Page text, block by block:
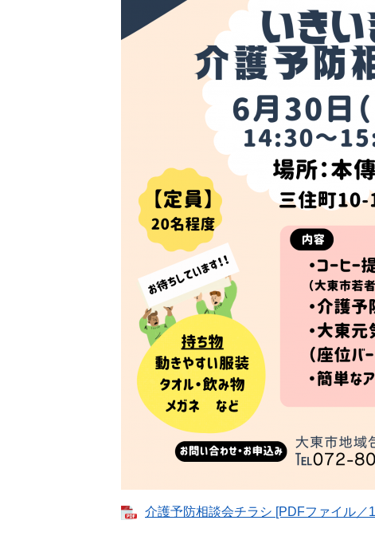
介護予防相談会チラシ [PDFファイル／